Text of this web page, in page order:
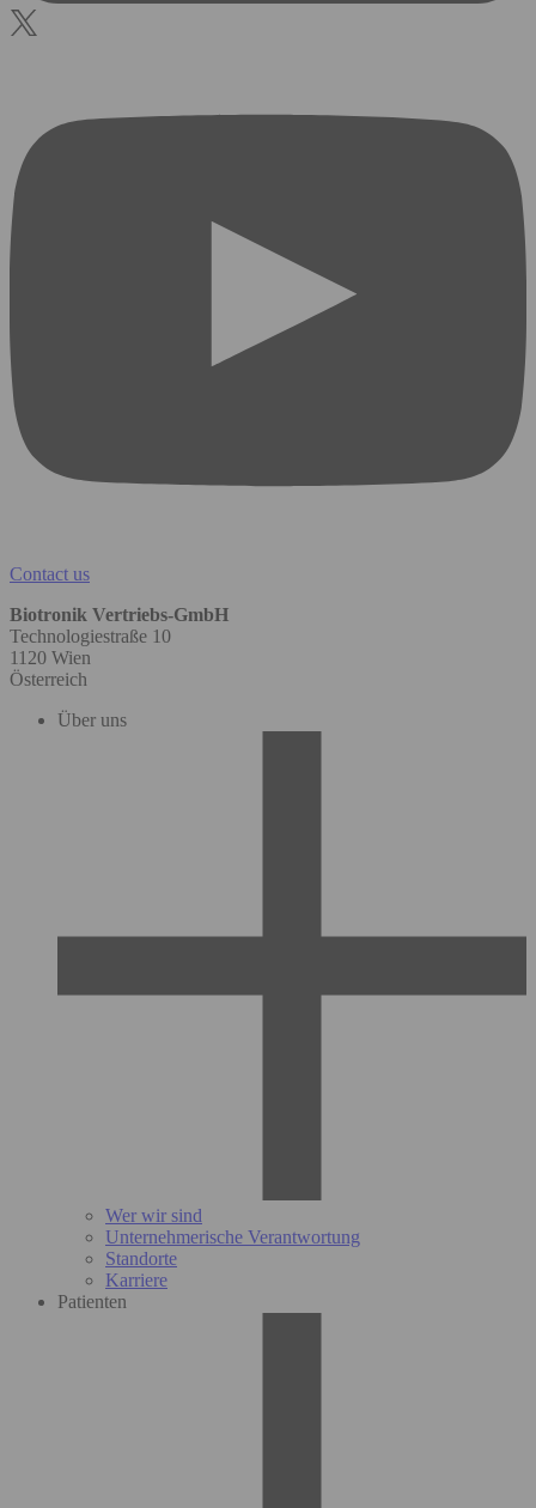
Contact us
Biotronik Vertriebs-GmbH
Technologiestraße 10
1120 Wien
Österreich
Über uns
Wer wir sind
Unternehmerische Verantwortung
Standorte
Karriere
Patienten